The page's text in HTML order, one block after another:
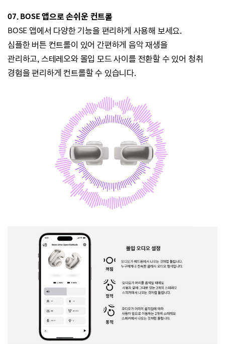
07. BOSE앱으로 손쉬운 컨트롤
BOSE 앱에서 다양한 기능을 편리하게 사용해 보세요.
심플한 버튼 컨트롤이 있어 간편하게 음악 재생을
관리하고, 스테레오와 몰입 모드 사이를 전환할 수 있어 청취
경험을편리하게 컨트롤할 수 있습니다.